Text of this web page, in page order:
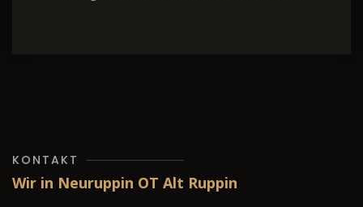
KONTAKT
Wir in Neuruppin OT Alt Ruppin